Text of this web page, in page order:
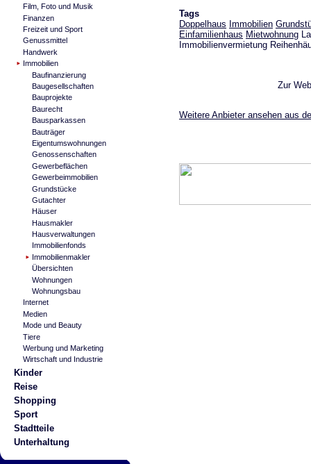
Film, Foto und Musik
Finanzen
Freizeit und Sport
Genussmittel
Handwerk
Immobilien
Baufinanzierung
Baugesellschaften
Bauprojekte
Baurecht
Bausparkassen
Bauträger
Eigentumswohnungen
Genossenschaften
Gewerbeflächen
Gewerbeimmobilien
Grundstücke
Gutachter
Häuser
Hausmakler
Hausverwaltungen
Immobilienfonds
Immobilienmakler
Übersichten
Wohnungen
Wohnungsbau
Internet
Medien
Mode und Beauty
Tiere
Werbung und Marketing
Wirtschaft und Industrie
Kinder
Reise
Shopping
Sport
Stadtteile
Unterhaltung
Tags
Doppelhaus Immobilien
Einfamilienhaus Mietwohnung
Immobilienvermietung
Zur
Weitere Anbieter ansehen aus